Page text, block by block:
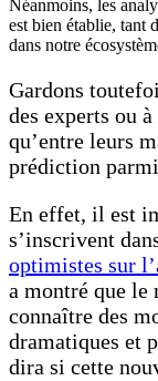
Néanmoins, les
est bien établie, tant
dans notre
Gardons
des experts ou
qu’entre leurs
prédiction
En effet, il est
s’inscrivent
optimistes sur
a montré que le
connaître des
dramatiques et
dira si cette